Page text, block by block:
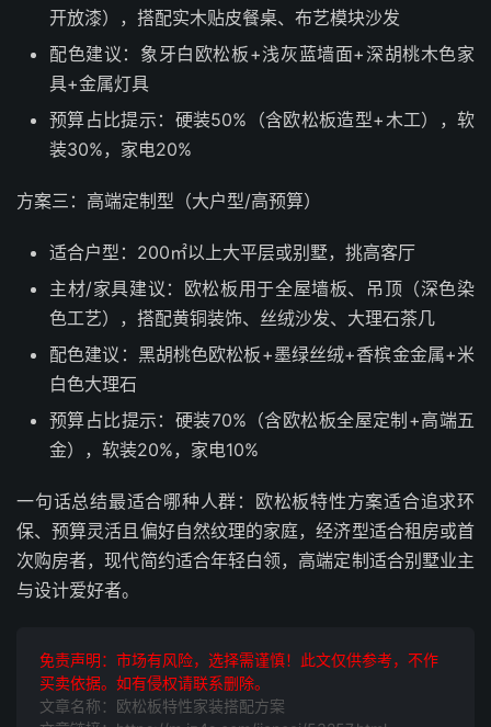
开放漆），搭配实木贴皮餐桌、布艺模块沙发
配色建议：象牙白欧松板+浅灰蓝墙面+深胡桃木色家
具+金属灯具
预算占比提示：硬装50%（含欧松板造型+木工），软
装30%，家电20%
方案三：高端定制型（大户型/高预算）
适合户型：200㎡以上大平层或别墅，挑高客厅
主材/家具建议：欧松板用于全屋墙板、吊顶（深色染
色工艺），搭配黄铜装饰、丝绒沙发、大理石茶几
配色建议：黑胡桃色欧松板+墨绿丝绒+香槟金金属+米
白色大理石
预算占比提示：硬装70%（含欧松板全屋定制+高端五
金），软装20%，家电10%
一句话总结最适合哪种人群：欧松板特性方案适合追求环
保、预算灵活且偏好自然纹理的家庭，经济型适合租房或首
次购房者，现代简约适合年轻白领，高端定制适合别墅业主
与设计爱好者。
免责声明：市场有风险，选择需谨慎！此文仅供参考，不作
买卖依据。如有侵权请联系删除。
文章名称：欧松板特性家装搭配方案